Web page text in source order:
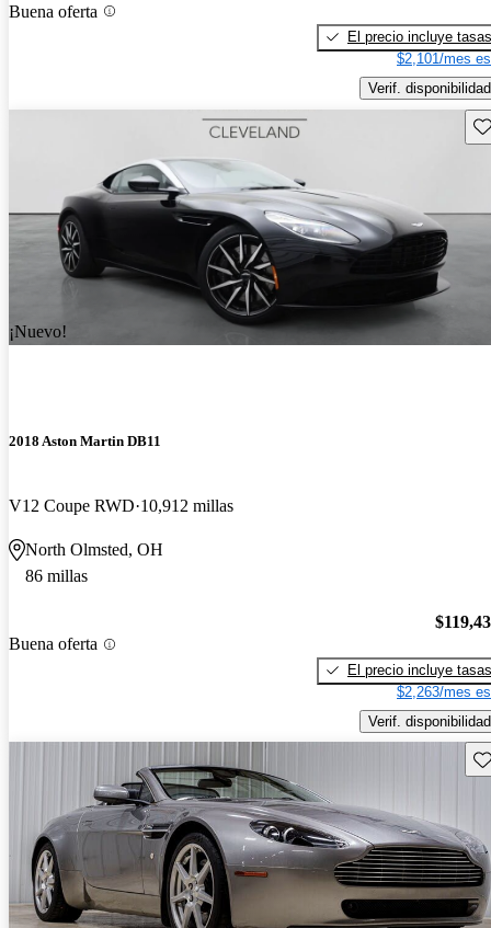
Buena oferta
El precio incluye tasas
$2,101/mes
Verif. disponibilidad
¡Nuevo!
2018 Aston Martin DB11
V12 Coupe RWD 10,912 millas
North Olmsted, OH
86 millas
Buena oferta
El precio incluye tasas
$2,263/mes
Verif. disponibilidad